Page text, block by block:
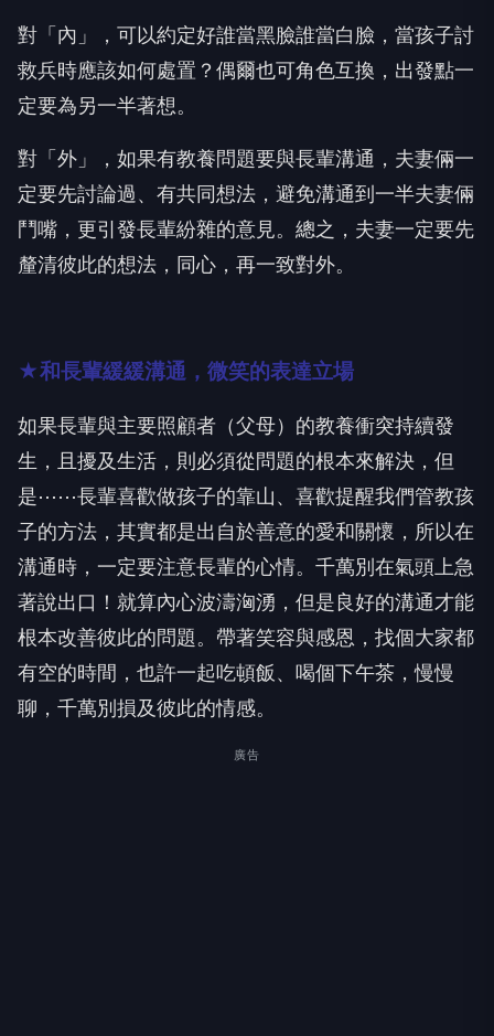
對「內」，可以約定好誰當黑臉誰當白臉，當孩子討
救兵時應該如何處置？偶爾也可角色互換，出發點一
定要為另一半著想。
對「外」，如果有教養問題要與長輩溝通，夫妻倆一
定要先討論過、有共同想法，避免溝通到一半夫妻倆
鬥嘴，更引發長輩紛雜的意見。總之，夫妻一定要先
釐清彼此的想法，同心，再一致對外。
★和長輩緩緩溝通，微笑的表達立場
如果長輩與主要照顧者（父母）的教養衝突持續發
生，且擾及生活，則必須從問題的根本來解決，但
是⋯⋯長輩喜歡做孩子的靠山、喜歡提醒我們管教孩
子的方法，其實都是出自於善意的愛和關懷，所以在
溝通時，一定要注意長輩的心情。千萬別在氣頭上急
著說出口！就算內心波濤洶湧，但是良好的溝通才能
根本改善彼此的問題。帶著笑容與感恩，找個大家都
有空的時間，也許一起吃頓飯、喝個下午茶，慢慢
聊，千萬別損及彼此的情感。
廣告